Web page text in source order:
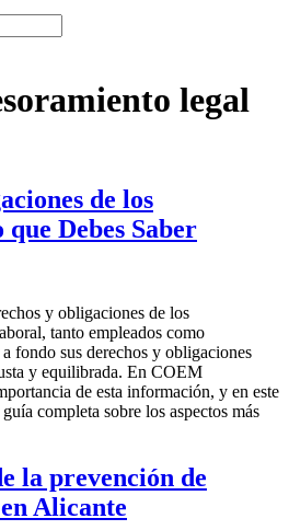
legal
de los
Debes Saber
y obligaciones de los
tanto empleados como
fondo sus derechos y obligaciones
y equilibrada. En COEM
de esta información, y en este
completa sobre los aspectos más
la prevención de
Alicante